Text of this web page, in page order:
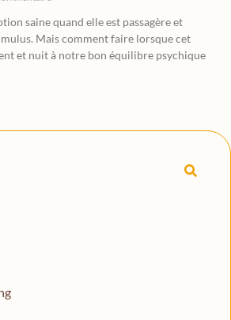
saine quand elle est passagère et
Mais comment faire lorsque cet
et nuit à notre bon équilibre psychique